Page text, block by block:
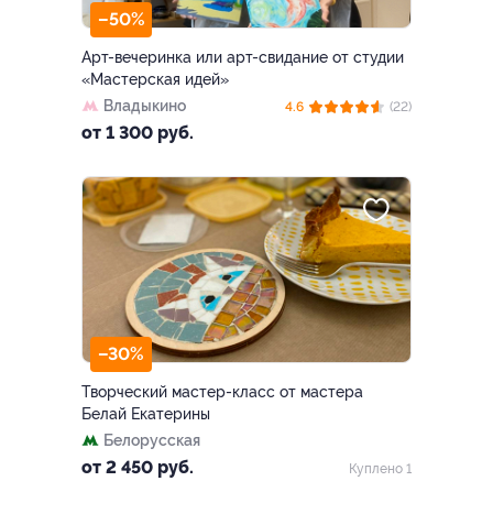
–50%
Арт-вечеринка или арт-свидание от студии
«Мастерская идей»
Владыкино
от 1 300 руб.
4.6 (22)
–30%
Творческий мастер-класс от мастера
Белай Екатерины
Белорусская
от 2 450 руб. Куплено 1